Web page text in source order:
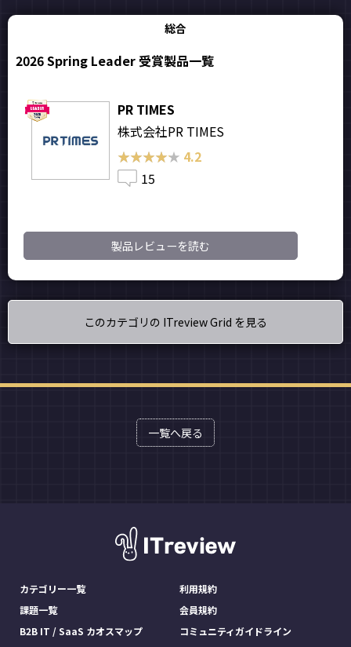
総合
2026 Spring Leader 受賞製品一覧
PR TIMES
株式会社PR TIMES
★★★★★
★★★★★ 4.2
15
製品レビューを読む
このカテゴリの ITreview Grid を見る
一覧へ戻る
カテゴリー一覧
課題一覧
B2B IT / SaaS カオスマップ
利用規約
会員規約
コミュニティガイドライン